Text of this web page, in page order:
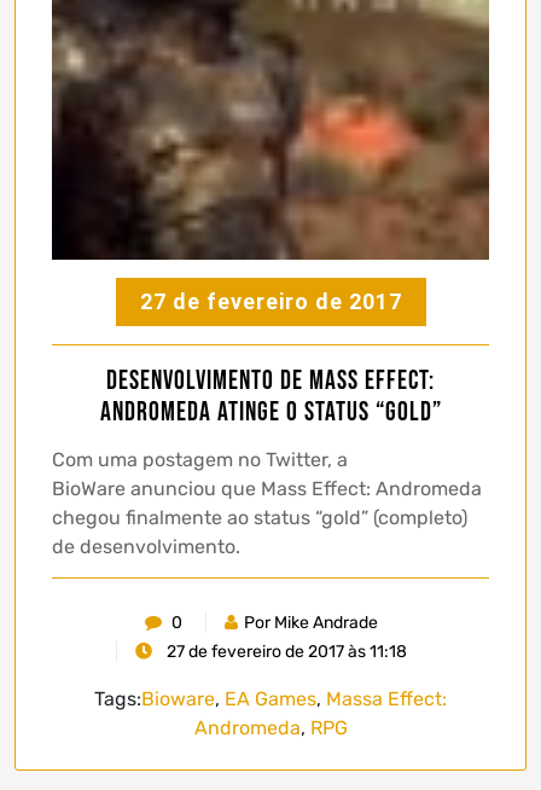
27 de fevereiro de 2017
Desenvolvimento de Mass Effect:
Andromeda atinge o status “gold”
Com uma postagem no Twitter, a
BioWare anunciou que Mass Effect: Andromeda
chegou finalmente ao status “gold” (completo)
de desenvolvimento.
0
Por Mike Andrade
27 de fevereiro de 2017 às 11:18
Tags:Bioware, EA Games, Massa Effect:
Andromeda, RPG